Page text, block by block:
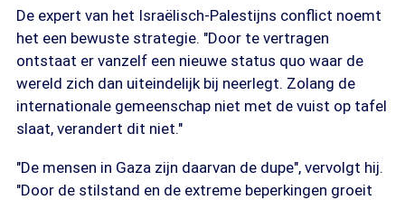
De expert van het Israëlisch-Palestijns conflict noemt
het een bewuste strategie. "Door te vertragen
ontstaat er vanzelf een nieuwe status quo waar de
wereld zich dan uiteindelijk bij neerlegt. Zolang de
internationale gemeenschap niet met de vuist op tafel
slaat, verandert dit niet."
"De mensen in Gaza zijn daarvan de dupe", vervolgt hij.
"Door de stilstand en de extreme beperkingen groeit